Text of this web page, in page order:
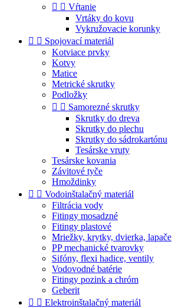
  Vŕtanie
Vrtáky do kovu
Vykružovacie korunky
  Spojovací materiál
Kotviace prvky
Kotvy
Matice
Metrické skrutky
Podložky
  Samorezné skrutky
Skrutky do dreva
Skrutky do plechu
Skrutky do sádrokartónu
Tesárske vruty
Tesárske kovania
Závitové tyče
Hmoždinky
  Vodoinštalačný materiál
Filtrácia vody
Fitingy mosadzné
Fitingy plastové
Mriežky, krytky, dvierka, lapače
PP mechanické tvarovky
Sifóny, flexi hadice, ventily
Vodovodné batérie
Fitingy pozink a chróm
Geberit
  Elektroinštalačný materiál